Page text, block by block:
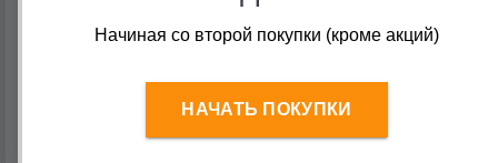
AR083.4х100 Двойной
Начиная со второй покупки (кроме акций)
НАЧАТЬ ПОКУПКИ